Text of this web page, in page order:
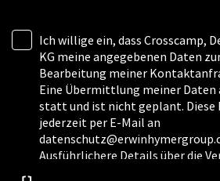
Ich willige ein, dass Crosscamp,
KG meine angegebenen Daten
Bearbeitung meiner
Eine Übermittlung meiner
statt und ist nicht geplant. Diese
jederzeit per E-Mail an
Ausführlichere Details über die
personenbezogenen Daten und